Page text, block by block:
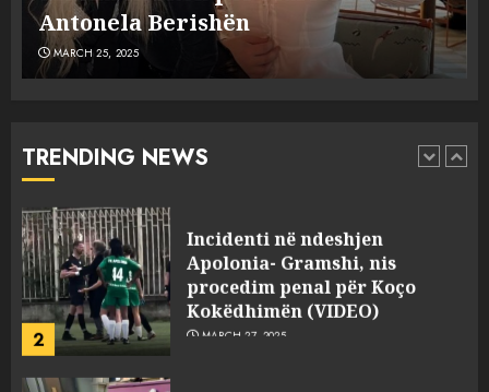
plagosën!
MARCH 25, 2025
TRENDING NEWS
MARCH 25, 2025
1
Punonjësja e UKT akuzon
pasuri të pajustifikuar
2
Incidenti në ndeshjen
Apolonia- Gramshi, nis
procedim penal për Koço
Kokëdhimën (VIDEO)
MARCH 27, 2025